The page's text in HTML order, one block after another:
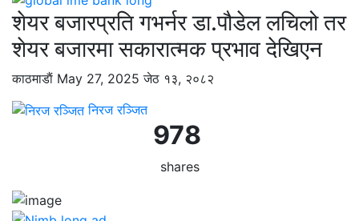
शेयर बजारप्रति गभर्नर डा.पौडेल लचिलो तर
शेयर बजारमा सकारात्मक प्रभाव देखिएन
काठमाडाैं May 27, 2025जेठ १३, २०८२
निरज रञ्जित
978
shares